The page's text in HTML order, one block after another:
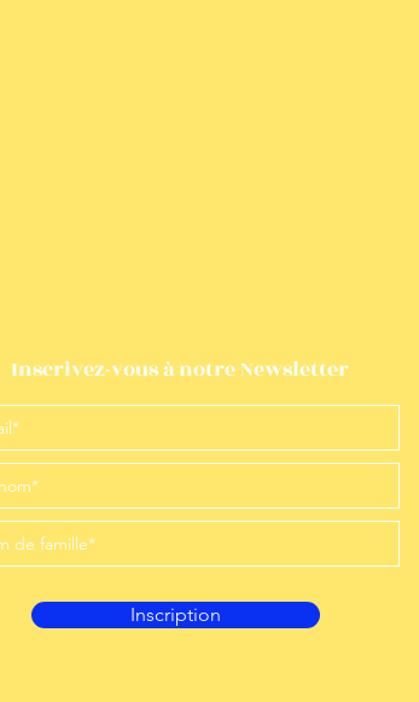
Inscrivez-vous à notre Newsletter
Inscription